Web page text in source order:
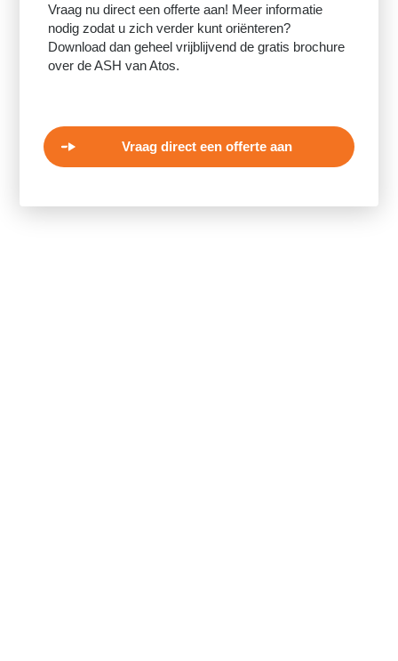
Vraag nu direct een offerte aan! Meer informatie
nodig zodat u zich verder kunt oriënteren?
Download dan geheel vrijblijvend de gratis brochure
over de ASH van Atos.
Vraag direct een offerte aan